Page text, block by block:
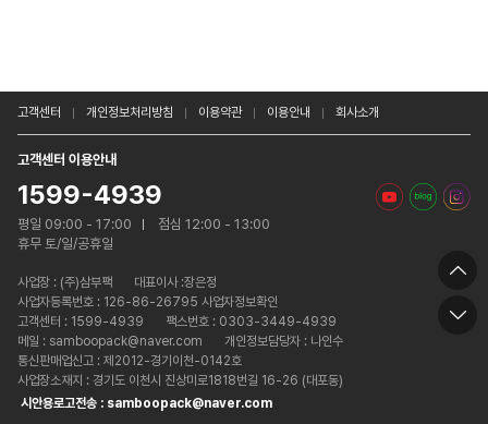
고객센터 개인정보처리방침 이용약관 이용안내 회사소개
고객센터 이용안내
1599-4939
평일 09:00 - 17:00
점심 12:00 - 13:00
휴무 토/일/공휴일
사업장 : (주)삼부팩
대표이사 :장은정
사업자등록번호 : 126-86-26795 사업자정보확인
고객센터 : 1599-4939
팩스번호 : 0303-3449-4939
메일 : samboopack@naver.com
개인정보담당자 : 나인수
통신판매업신고 : 제2012-경기이천-0142호
사업장소재지 : 경기도 이천시 진상미로1818번길 16-26 (대포동)
시안용로고전송 : samboopack@naver.com